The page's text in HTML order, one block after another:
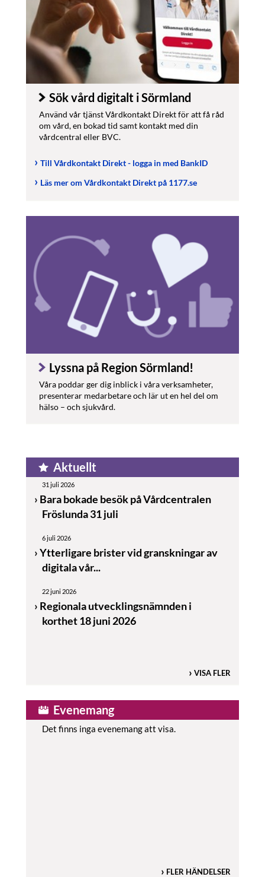
Sök vård digitalt i Sörmland
Använd vår tjänst Vårdkontakt Direkt för att få råd
om vård, en bokad tid samt kontakt med din
vårdcentral eller BVC.
Till Vårdkontakt Direkt - logga in med BankID
Läs mer om Vårdkontakt Direkt på 1177.se
Lyssna på Region Sörmland!
Våra poddar ger dig inblick i våra verksamheter,
presenterar medarbetare och lär ut en hel del om
hälso – och sjukvård.
Aktuellt
31 juli 2026
Bara bokade besök på Vårdcentralen
Fröslunda 31 juli
6 juli 2026
Ytterligare brister vid granskningar av
digitala vår...
22 juni 2026
Regionala utvecklingsnämnden i
korthet 18 juni 2026
VISA FLER
Evenemang
Det finns inga evenemang att visa.
FLER HÄNDELSER